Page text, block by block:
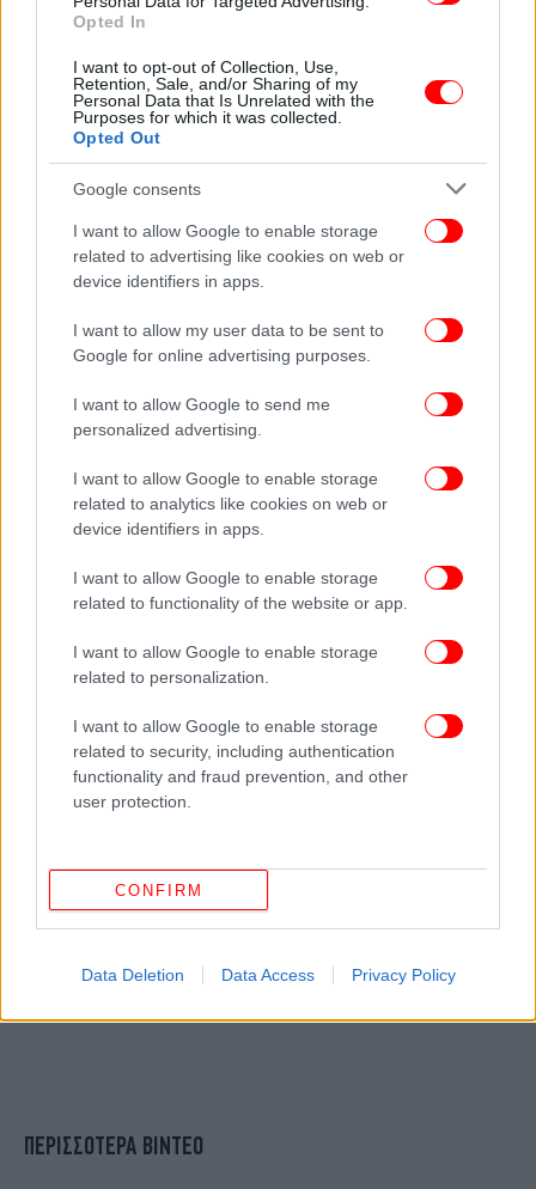
Opted In
I want to opt-out of Collection, Use,
Retention, Sale, and/or Sharing of my
Personal Data that Is Unrelated with the
Purposes for which it was collected.
Opted Out
Google consents
I want to allow Google to enable storage
related to advertising like cookies on web or
device identifiers in apps.
I want to allow my user data to be sent to
Google for online advertising purposes.
I want to allow Google to send me
personalized advertising.
I want to allow Google to enable storage
related to analytics like cookies on web or
device identifiers in apps.
I want to allow Google to enable storage
related to functionality of the website or app.
I want to allow Google to enable storage
related to personalization.
I want to allow Google to enable storage
related to security, including authentication
functionality and fraud prevention, and other
user protection.
CONFIRM
Data Deletion Data Access Privacy Policy
και περιλαμβάνει ένα εντυπωσιακό πρόγραμμα που
κινηματογράφου όπως τους Φράνσις Φορντ
Κόπολα, Ντέιβιντ Κρόνενμπεργκ, Τζορτζ Μίλερ,
'Αντρεα 'Αρνολντ, Γιώργο Λάνθιμο και Πολ
Σρέιντερ. Την αυλαία του φεστιβάλ φέτος, θ' ανοίξει
η σουρεαλιστική κομεντί «The Second Act» του
ΟΛΕΣ ΟΙ ΕΙΔΗΣΕΙΣ
Ξεχάστε τον μεγιστάνα που θέλει να μείνει για πάντα
νέος-Ο νέος «βασιλιάς» της αντιγήρανσης είναι 61,
Αυτή η κίνηση του βασιλιά Καρόλου έφερε την
οριστική ρήξη με τον Χάρι - Τι έκανε ο «πληγωμένος» γιος
Επινε μόνο χυμό πορτοκάλι για 40 ημέρες - Τι συνέβη
στο σώμα της, τι λένε οι ειδικοί
ΠΕΡΙΣΣΟΤΕΡΑ ΒΙΝΤΕΟ